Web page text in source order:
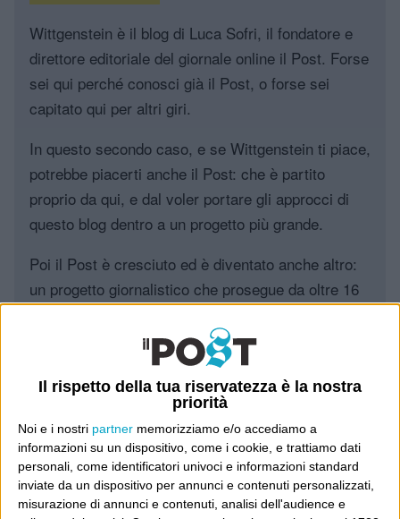
Il rispetto della tua riservatezza è la nostra
priorità
Noi e i nostri partner memorizziamo e/o accediamo a
informazioni su un dispositivo, come i cookie, e trattiamo dati
personali, come identificatori univoci e informazioni standard
inviate da un dispositivo per annunci e contenuti personalizzati,
misurazione di annunci e contenuti, analisi dell'audience e
Wittgenstein è il blog di Luca Sofri, il fondatore e
direttore editoriale del giornale online il Post. Forse
sei qui perché conosci già il Post, o forse sei
capitato qui per altri giri.
In questo secondo caso, e se Wittgenstein ti piace,
potrebbe piacerti anche il Post: che è partito
proprio da qui, e dal voler portare gli approcci di
questo blog dentro a un progetto più grande.
Poi il Post è cresciuto ed è diventato anche altro:
un progetto giornalistico che prosegue da oltre 16
Leggi il Post, magari ti piace
Luca Sofri Wittgenstein